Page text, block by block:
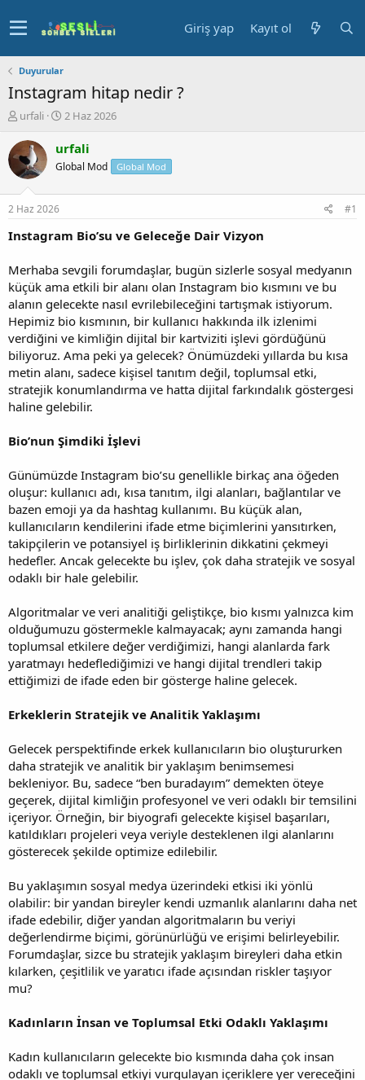
Giriş yap Kayıt ol
Duyurular
Instagram hitap nedir ?
K
n
u
y
b
a
ş
t
a
n
urfali
B
ş
l
a
ç
r
i
h
i
2 Haz 2026
urfali
Global Mod Global Mod
2 Haz 2026 #1
Instagram Bio’su ve Geleceğe Dair Vizyon
Merhaba sevgili forumdaşlar, bugün sizlerle sosyal medyanın
küçük ama etkili bir alanı olan Instagram bio kısmını ve bu
alanın gelecekte nasıl evrilebileceğini tartışmak istiyorum.
Hepimiz bio kısmının, bir kullanıcı hakkında ilk izlenimi
verdiğini ve kimliğin dijital bir kartviziti işlevi gördüğünü
biliyoruz. Ama peki ya gelecek? Önümüzdeki yıllarda bu kısa
metin alanı, sadece kişisel tanıtım değil, toplumsal etki,
stratejik konumlandırma ve hatta dijital farkındalık göstergesi
haline gelebilir.
Bio’nun Şimdiki İşlevi
Günümüzde Instagram bio’su genellikle birkaç ana öğeden
oluşur: kullanıcı adı, kısa tanıtım, ilgi alanları, bağlantılar ve
bazen emoji ya da hashtag kullanımı. Bu küçük alan,
kullanıcıların kendilerini ifade etme biçimlerini yansıtırken,
takipçilerin ve potansiyel iş birliklerinin dikkatini çekmeyi
hedefler. Ancak gelecekte bu işlev, çok daha stratejik ve sosyal
odaklı bir hale gelebilir.
Algoritmalar ve veri analitiği geliştikçe, bio kısmı yalnızca kim
olduğumuzu göstermekle kalmayacak; aynı zamanda hangi
toplumsal etkilere değer verdiğimizi, hangi alanlarda fark
yaratmayı hedeflediğimizi ve hangi dijital trendleri takip
ettiğimizi de ifade eden bir gösterge haline gelecek.
Erkeklerin Stratejik ve Analitik Yaklaşımı
Gelecek perspektifinde erkek kullanıcıların bio oluştururken
daha stratejik ve analitik bir yaklaşım benimsemesi
bekleniyor. Bu, sadece “ben buradayım” demekten öteye
geçerek, dijital kimliğin profesyonel ve veri odaklı bir temsilini
içeriyor. Örneğin, bir biyografi gelecekte kişisel başarıları,
katıldıkları projeleri veya veriyle desteklenen ilgi alanlarını
gösterecek şekilde optimize edilebilir.
Bu yaklaşımın sosyal medya üzerindeki etkisi iki yönlü
olabilir: bir yandan bireyler kendi uzmanlık alanlarını daha net
ifade edebilir, diğer yandan algoritmaların bu veriyi
değerlendirme biçimi, görünürlüğü ve erişimi belirleyebilir.
Forumdaşlar, sizce bu stratejik yaklaşım bireyleri daha etkin
kılarken, çeşitlilik ve yaratıcı ifade açısından riskler taşıyor
mu?
Kadınların İnsan ve Toplumsal Etki Odaklı Yaklaşımı
Kadın kullanıcıların gelecekte bio kısmında daha çok insan
odaklı ve toplumsal etkiyi vurgulayan içeriklere yer vereceğini